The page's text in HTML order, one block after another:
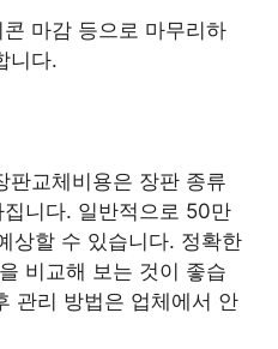
마감 등으로 마무리하
니다.
교체비용은 장판 종류
니다. 일반적으로 50만
상할 수 있습니다. 정확한
비교해 보는 것이 좋습
관리 방법은 업체에서 안